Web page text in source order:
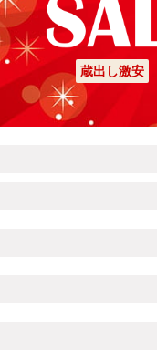
蔵出し激安